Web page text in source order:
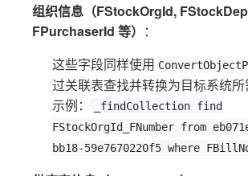
组织信息（FStockOrgId,
FPurchaserId 等） ：
这些字段同样使用
过关联表查找并转换为目标系统所
示例：
_findCollection find
FStockOrgId_FNumber from
bb18-59e7670220f5 where